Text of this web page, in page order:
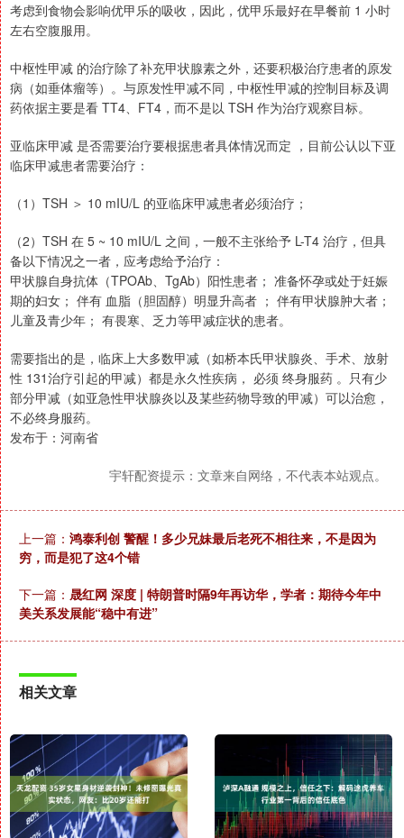
考虑到食物会影响优甲乐的吸收，因此，优甲乐最好在早餐前 1 小时
左右空腹服用。
中枢性甲减 的治疗除了补充甲状腺素之外，还要积极治疗患者的原发
病（如垂体瘤等）。与原发性甲减不同，中枢性甲减的控制目标及调
药依据主要是看 TT4、FT4，而不是以 TSH 作为治疗观察目标。
亚临床甲减 是否需要治疗要根据患者具体情况而定 ，目前公认以下亚
临床甲减患者需要治疗：
（1）TSH ＞ 10 mIU/L 的亚临床甲减患者必须治疗；
（2）TSH 在 5 ~ 10 mIU/L 之间，一般不主张给予 L-T4 治疗，但具
备以下情况之一者，应考虑给予治疗：
甲状腺自身抗体（TPOAb、TgAb）阳性患者； 准备怀孕或处于妊娠
期的妇女； 伴有 血脂（胆固醇）明显升高者 ； 伴有甲状腺肿大者；
儿童及青少年； 有畏寒、乏力等甲减症状的患者。
需要指出的是，临床上大多数甲减（如桥本氏甲状腺炎、手术、放射
性 131治疗引起的甲减）都是永久性疾病， 必须 终身服药 。只有少
部分甲减（如亚急性甲状腺炎以及某些药物导致的甲减）可以治愈，
不必终身服药。
发布于：河南省
宇轩配资提示：文章来自网络，不代表本站观点。
上一篇： 鸿泰利创 警醒！多少兄妹最后老死不相往来，不是因为
穷，而是犯了这4个错
下一篇： 晟红网 深度 | 特朗普时隔9年再访华，学者：期待今年中
美关系发展能“稳中有进”
相关文章